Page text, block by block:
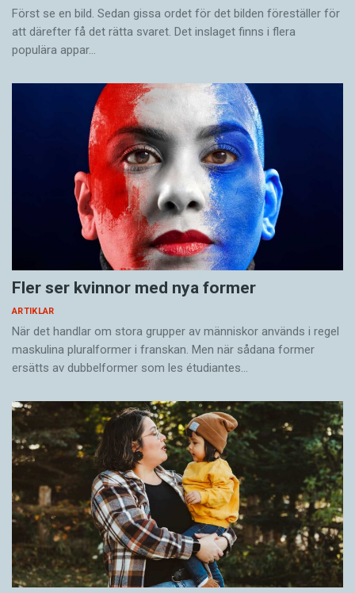
Först se en bild. Sedan gissa ordet för det bilden föreställer för
att därefter få det rätta svaret. Det inslaget finns i flera
populära appar…
Fler ser kvinnor med nya former
ARTIKLAR
När det handlar om stora grupper av människor används i regel
maskulina pluralformer i franskan. Men när sådana ­former
ersätts av dubbel­former som les étudiantes…